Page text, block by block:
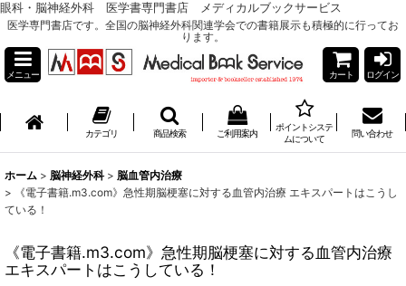
眼科・脳神経外科 医学書専門書店 メディカルブックサービス
医学専門書店です。全国の脳神経外科関連学会での書籍展示も積極的に行ってお
ります。
メニュー カート ログイン
カテゴリ 商品検索 ご利用案内
ポイントシステ
ムについて
問い合わせ
ホーム > 脳神経外科 > 脳血管内治療
>
《電子書籍.m3.com》急性期脳梗塞に対する血管内治療 エキスパートはこうし
ている！
《電子書籍.m3.com》急性期脳梗塞に対する血管内治療
エキスパートはこうしている！